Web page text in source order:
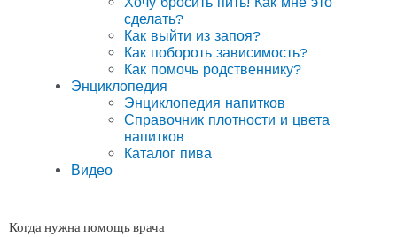
сделать?
Как выйти из запоя?
Как побороть зависимость?
Как помочь родственнику?
Энциклопедия
Энциклопедия напитков
Справочник плотности и цвета
напитков
Каталог пива
Видео
Когда нужна помощь врача